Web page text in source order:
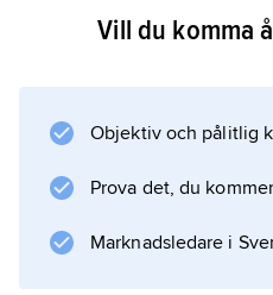
Svenskar i främmande
Information om
Vill du komma
Objektiv och pålitlig
Prova det, du
Marknadsledare i